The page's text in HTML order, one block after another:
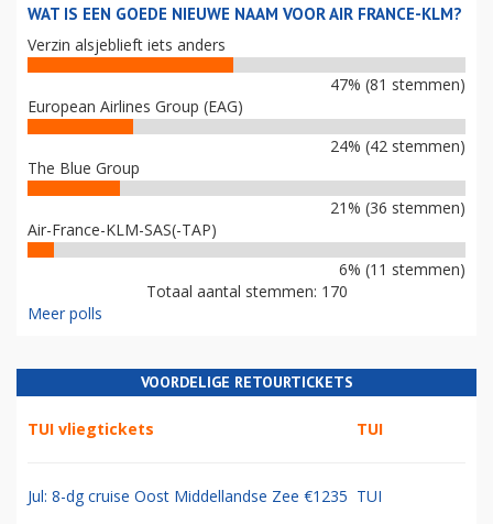
WAT IS EEN GOEDE NIEUWE NAAM VOOR AIR FRANCE-KLM?
Verzin alsjeblieft iets anders
47% (81 stemmen)
European Airlines Group (EAG)
24% (42 stemmen)
The Blue Group
21% (36 stemmen)
Air-France-KLM-SAS(-TAP)
6% (11 stemmen)
Totaal aantal stemmen: 170
Meer polls
VOORDELIGE RETOURTICKETS
TUI vliegtickets TUI
Jul: 8-dg cruise Oost Middellandse Zee €1235 TUI